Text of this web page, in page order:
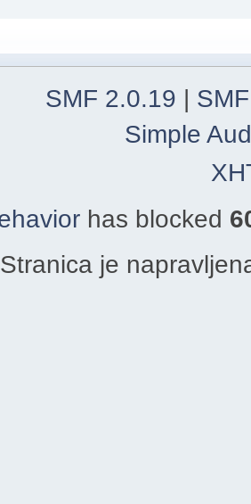
SMF 2.0.19 |
Simple
has blocked
Stranica je